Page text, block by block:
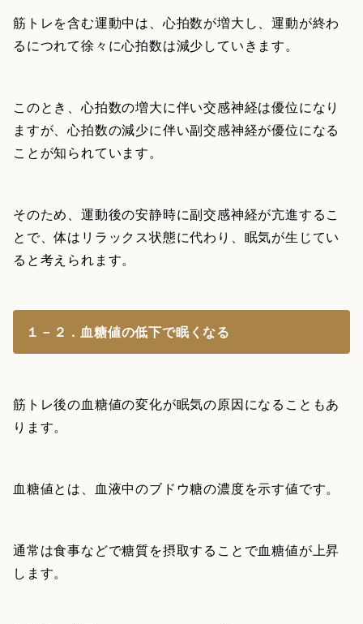
筋トレを含む運動中は、心拍数が増大し、運動が終わ
るにつれて徐々に心拍数は減少していきます。
このとき、心拍数の増大に伴い交感神経は優位になり
ますが、心拍数の減少に伴い副交感神経が優位になる
ことが知られています。
そのため、運動後の安静時に副交感神経が亢進するこ
とで、体はリラックス状態に代わり、眠気が生じてい
ると考えられます。
１－２．血糖値の低下で眠くなる
筋トレ後の血糖値の変化が眠気の原因になることもあ
ります。
血糖値とは、血液中のブドウ糖の濃度を示す値です。
通常は食事などで糖質を摂取することで血糖値が上昇
します。